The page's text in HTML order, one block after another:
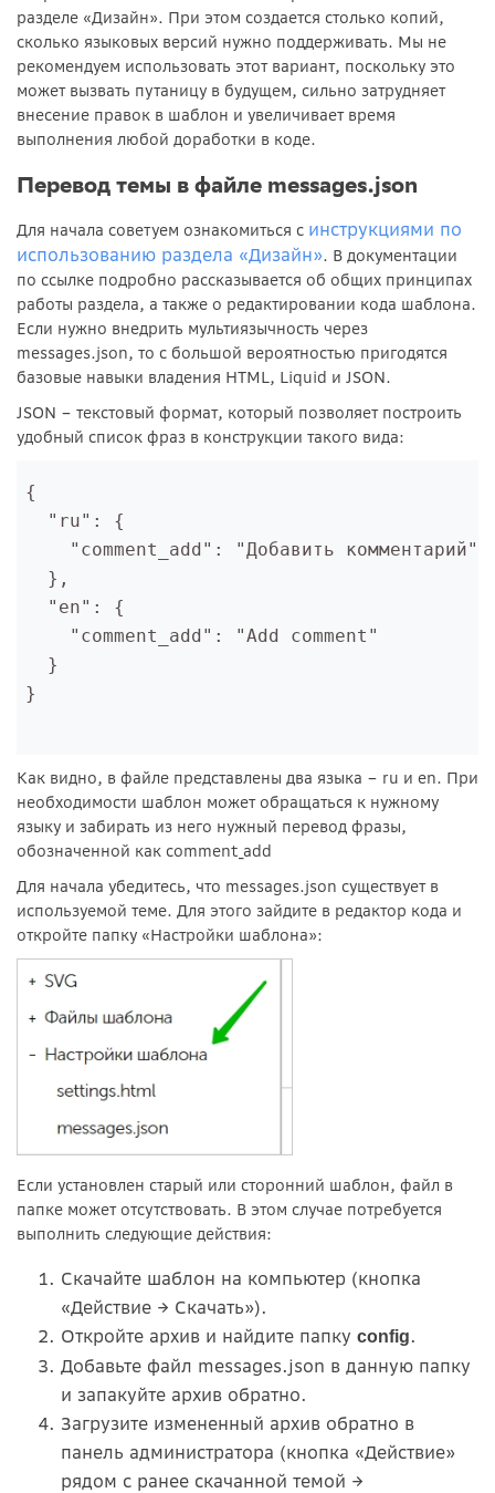
разделе «Дизайн». При этом создается столько копий,
сколько языковых версий нужно поддерживать. Мы не
рекомендуем использовать этот вариант, поскольку это
может вызвать путаницу в будущем, сильно затрудняет
внесение правок в шаблон и увеличивает время
выполнения любой доработки в коде.
Перевод темы в файле messages.json
Для начала советуем ознакомиться с инструкциями по
использованию раздела «Дизайн». В документации
по ссылке подробно рассказывается об общих принципах
работы раздела, а также о редактировании кода шаблона.
Если нужно внедрить мультиязычность через
messages.json, то с большой вероятностью пригодятся
базовые навыки владения HTML, Liquid и JSON.
JSON – текстовый формат, который позволяет построить
удобный список фраз в конструкции такого вида:
{
"ru": {
"comment_add": "Добавить комментарий"
},
"en": {
"comment_add": "Add comment"
}
}
Как видно, в файле представлены два языка – ru и en. При
необходимости шаблон может обращаться к нужному
языку и забирать из него нужный перевод фразы,
обозначенной как comment_add
Для начала убедитесь, что messages.json существует в
используемой теме. Для этого зайдите в редактор кода и
откройте папку «Настройки шаблона»:
Если установлен старый или сторонний шаблон, файл в
папке может отсутствовать. В этом случае потребуется
выполнить следующие действия:
Скачайте шаблон на компьютер (кнопка
«Действие → Скачать»).
Откройте архив и найдите папку config.
Добавьте файл messages.json в данную папку
и запакуйте архив обратно.
Загрузите измененный архив обратно в
панель администратора (кнопка «Действие»
рядом с ранее скачанной темой →